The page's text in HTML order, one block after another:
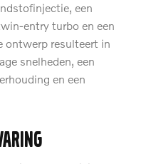
een
entry turbo en een
ontwerp resulteert in
snelheden, een
en een